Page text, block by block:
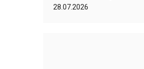
28.07.2026